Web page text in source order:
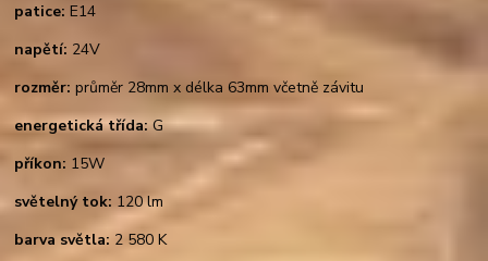
patice: E14
napětí: 24V
rozměr: průměr 28mm x délka 63mm včetně závitu
energetická třída:G
příkon: 15W
světelný tok: 120 lm
barva světla: 2 580 K